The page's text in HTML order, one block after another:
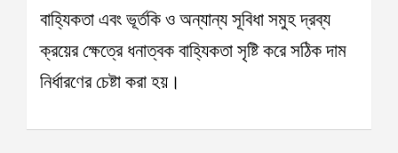
বাহ্যিকতা এবং ভূর্তকি ও অন্যান্য সূবিধা সমুহ দ্রব্য
ক্রয়ের ক্ষেত্রে ধনাত্বক বাহ্যিকতা সৃষ্টি করে সঠিক দাম
নির্ধারণের চেষ্টা করা হয়।